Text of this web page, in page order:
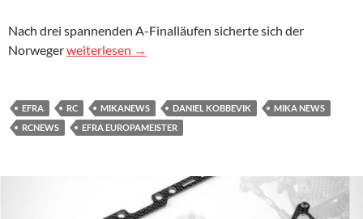
Nach drei spannenden A-Finalläufen sicherte sich der
NorwegerEin Norweger holt den EFRA
weiterlesen →
EFRA RC MIKANEWS DANIEL KOBBEVIK
MIKA NEWS
RCNEWS
EFRA EUROPAMEISTER